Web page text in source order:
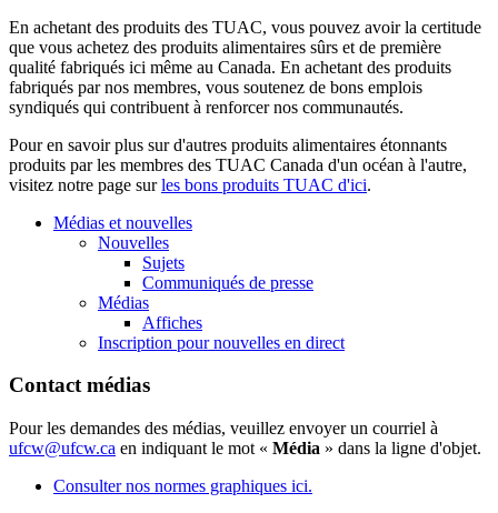
En achetant des produits des TUAC, vous pouvez avoir la certitude
que vous achetez des produits alimentaires sûrs et de première
qualité fabriqués ici même au Canada. En achetant des produits
fabriqués par nos membres, vous soutenez de bons emplois
syndiqués qui contribuent à renforcer nos communautés.
Pour en savoir plus sur d'autres produits alimentaires étonnants
produits par les membres des TUAC Canada d'un océan à l'autre,
visitez notre page surles bons produits TUAC d'ici.
Médias et nouvelles
Nouvelles
Sujets
Communiqués de presse
Médias
Affiches
Inscription pour nouvelles en direct
Contact médias
Pour les demandes des médias, veuillez envoyer un courriel à
ufcw@ufcw.ca en indiquant le mot « Média » dans la ligne d'objet.
Consulter nos normes graphiques ici.